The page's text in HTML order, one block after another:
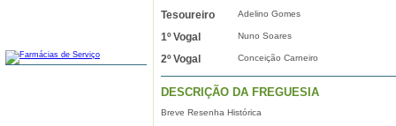
Tesoureiro Adelino Gomes
1º Vogal Nuno Soares
2º Vogal Conceição Carneiro
DESCRIÇÃO DA FREGUESIA
Breve Resenha Histórica